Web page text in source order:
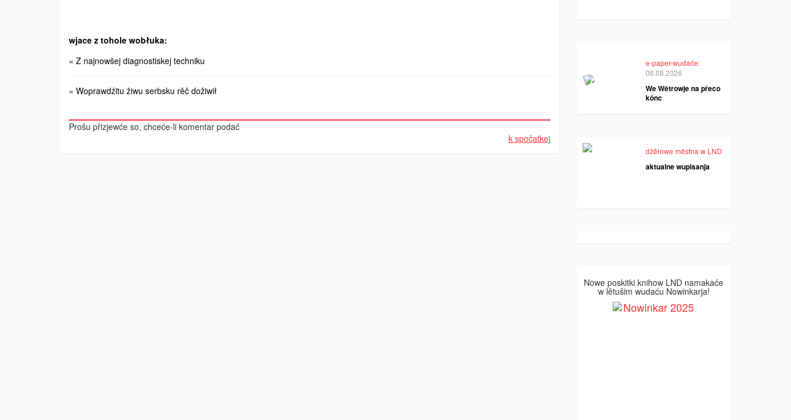
wjace z tohole wobłuka:
« Z najnowšej diagnostiskej techniku
« Woprawdźitu žiwu serbsku rěč dožiwił
Prošu přizjewće so, chceće-li komentar podać
k spočatkej
e-paper-wudaće:
06.08.2026
We Wětrowje na přeco
kónc
dźěłowe městna w LND
aktualne wupisanja
Nowe poskitki knihow LND namakaće
w lětušim wudaću Nowinkarja!